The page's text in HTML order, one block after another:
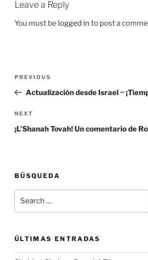
Leave a Reply
You must be logged in to post a
Previous
Post
PREVIOUS
Actualización desde Israel ~
Next
Post
NEXT
¡L’Shanah Tovah! Un comentario de
BÚSQUEDA
ÚLTIMAS ENTRADAS